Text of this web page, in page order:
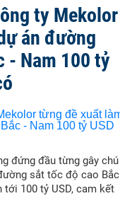
ty Mekolor
án đường
- Nam 100 tỷ
đứng đầu từng gây chú
sắt tốc độ cao Bắc
100 tỷ USD, cam kết